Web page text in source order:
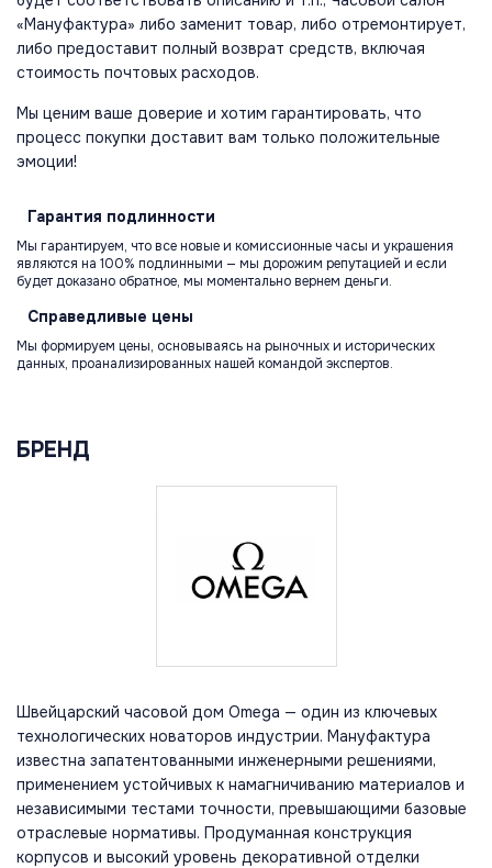
«Мануфактура» либо заменит товар, либо отремонтирует,
либо предоставит полный возврат средств, включая
стоимость почтовых расходов.
Мы ценим ваше доверие и хотим гарантировать, что
процесс покупки доставит вам только положительные
эмоции!
Гарантия подлинности
Мы гарантируем, что все новые и комиссионные часы и украшения
являются на 100% подлинными — мы дорожим репутацией и если
будет доказано обратное, мы моментально вернем деньги.
Справедливые цены
Мы формируем цены, основываясь на рыночных и исторических
данных, проанализированных нашей командой экспертов.
БРЕНД
Швейцарский часовой дом Omega — один из ключевых
технологических новаторов индустрии. Мануфактура
известна запатентованными инженерными решениями,
применением устойчивых к намагничиванию материалов и
независимыми тестами точности, превышающими базовые
отраслевые нормативы. Продуманная конструкция
корпусов и высокий уровень декоративной отделки